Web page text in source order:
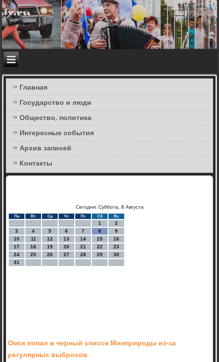
Главная
Государство и люди
Общество, политика
Интересные события
Архив записей
Контакты
Сегодня: Суббота, 8 Августа
Пн Вт Ср Чт Пт Сб Вс
1
2
3
4 5 6 7 8
9
10
11 12 13 14 15
16
17
18 19 20 21 22
23
24
25 26 27 28 29
30
31
Омск попал в черный список Минприроды из-за
регулярных выбросов